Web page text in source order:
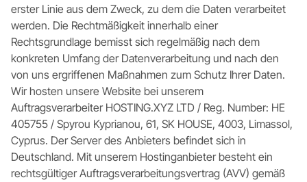
erster Linie aus dem Zweck, zu dem die Daten verarbeitet
werden. Die Rechtmäßigkeit innerhalb einer
Rechtsgrundlage bemisst sich regelmäßig nach dem
konkreten Umfang der Datenverarbeitung und nach den
von uns ergriffenen Maßnahmen zum Schutz Ihrer Daten.
Wir hosten unsere Website bei unserem
Auftragsverarbeiter HOSTING.XYZ LTD / Reg. Number: ΗΕ
405755 / Spyrou Kyprianou, 61, SK HOUSE, 4003, Limassol,
Cyprus. Der Server des Anbieters befindet sich in
Deutschland. Mit unserem Hostinganbieter besteht ein
rechtsgültiger Auftragsverarbeitungsvertrag (AVV) gemäß